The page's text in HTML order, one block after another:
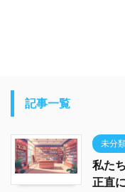
記事一覧
未分
私た
正直